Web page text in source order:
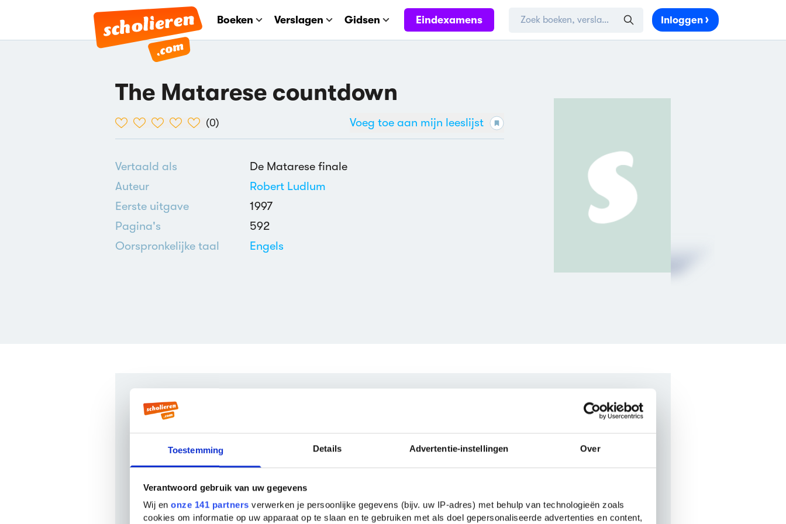
Toestemming Details Advertentie-instellingen Over
Verantwoord gebruik van uw gegevens
Wij en onze 141 partners verwerken je persoonlijke gegevens (bijv. uw IP-adres) met behulp van technologieën zoals
cookies om informatie op uw apparaat op te slaan en te gebruiken met als doel gepersonaliseerde advertenties en content,
Boeken Verslagen Gidsen Eindexamens Inloggen
The Matarese countdown
(0) Voeg toe aan mijn leeslijst
Vertaald als
De Matarese finale
Auteur
Robert Ludlum
Eerste uitgave
1997
Pagina's
592
Oorspronkelijke taal
Engels
Veelgestelde vragen over The Matarese
countdown
Wie schreef The Matarese countdown?
The Matarese countdown werd geschreven door
De bekendste boeken van deze auteur zijnThe Bourne
Hoeveel pagina’s heeft The Matarese
beschouwen als eenerg lang boek.